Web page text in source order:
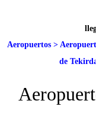
Aeropuertos>
de